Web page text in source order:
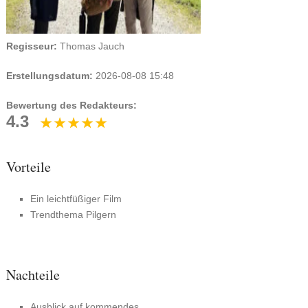
Regisseur: Thomas Jauch
Erstellungsdatum: 2026-08-08 15:48
Bewertung des Redakteurs:
4.3
Vorteile
Ein leichtfüßiger Film
Trendthema Pilgern
Nachteile